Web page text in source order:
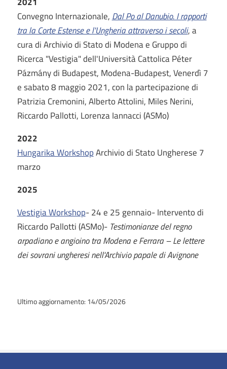
Convegno Internazionale, Dal Po al Danubio. I rapporti
tra la Corte Estense e l'Ungheria attraverso i secoli, a
cura di Archivio di Stato di Modena e Gruppo di
Ricerca "Vestigia" dell'Università Cattolica Péter
Pázmány di Budapest, Modena-Budapest, Venerdì 7
e sabato 8 maggio 2021, con la partecipazione di
Patrizia Cremonini, Alberto Attolini, Miles Nerini,
Riccardo Pallotti, Lorenza Iannacci (ASMo)
2022
Hungarika WorkshopArchivio di Stato Ungherese 7
marzo
2025
Vestigia Workshop- 24 e 25 gennaio- Intervento di
Riccardo Pallotti (ASMo)- Testimonianze del regno
arpadiano e angioino tra Modena e Ferrara – Le lettere
dei sovrani ungheresi nell'Archivio papale di Avignone
Ultimo aggiornamento: 14/05/2026